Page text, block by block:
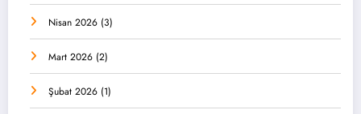
Nisan 2026 (3)
Mart 2026 (2)
Şubat 2026 (1)